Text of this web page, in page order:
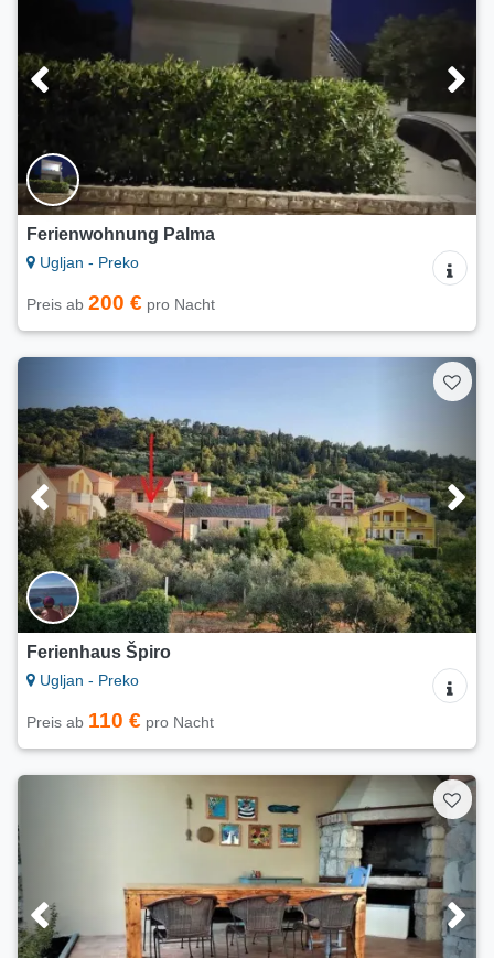
Ferienwohnung Palma
Ugljan - Preko
Preis ab 200 € pro Nacht
Ferienhaus Špiro
Ugljan - Preko
Preis ab 110 € pro Nacht